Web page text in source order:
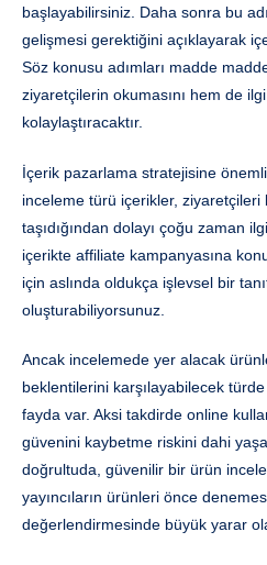
başlayabilirsiniz. Daha sonra bu
gelişmesi gerektiğini açıklayarak
Söz konusu adımları madde
ziyaretçilerin okumasını hem de
kolaylaştıracaktır.
İçerik pazarlama stratejisine
inceleme türü içerikler, ziyaretçileri
taşıdığından dolayı çoğu zaman
içerikte affiliate kampanyasına
için aslında oldukça işlevsel bir
oluşturabiliyorsunuz.
Ancak incelemede yer alacak
beklentilerini karşılayabilecek
fayda var. Aksi takdirde online
güvenini kaybetme riskini dahi
doğrultuda, güvenilir bir ürün
yayıncıların ürünleri önce
değerlendirmesinde büyük yarar